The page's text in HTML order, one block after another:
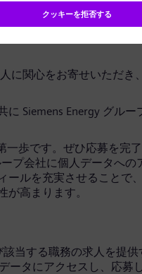
に関心をお寄せいただき
に Siemens Energy グルー
一歩です。ぜひ応募を完了
プ会社に個人データへの
ールを充実させることで
高まります。
該当する職務の求人を提供
ータにアクセスし、応募